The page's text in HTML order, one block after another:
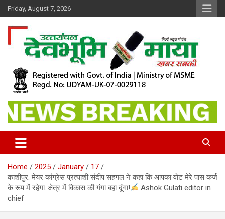
Skip
to
content
Friday, August 7, 2026
Dev Bhoomi Maya
Home 2025 January
17
काशीपुर: मेयर कांग्रेस प्रत्याशी संदीप सहगल ने कहा कि आपका वोट मेरे पास कर्ज
के रूप में रहेगा. क्षेत्र में विकास की गंगा बहा दूंगा!
Ashok Gulati editor in
chief